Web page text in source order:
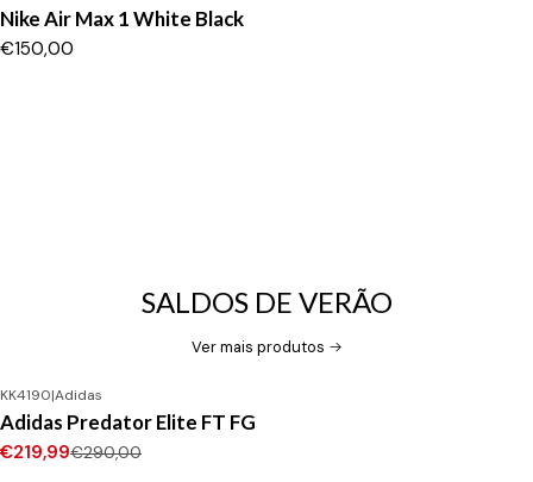
Nike Air Max 1 White Black
€150,00
SALDOS DE VERÃO
Ver mais produtos
-24%DESCONTO
Novo
KK4190|Adidas
Adidas Predator Elite FT FG
€219,99€290,00